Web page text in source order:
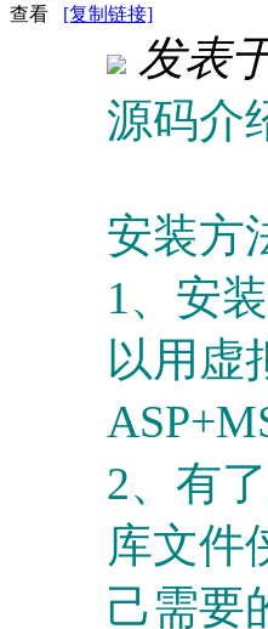
查看
[复制链接]
发表
源码介
安装方
1、安
以用虚
2、有
库文件
己需要